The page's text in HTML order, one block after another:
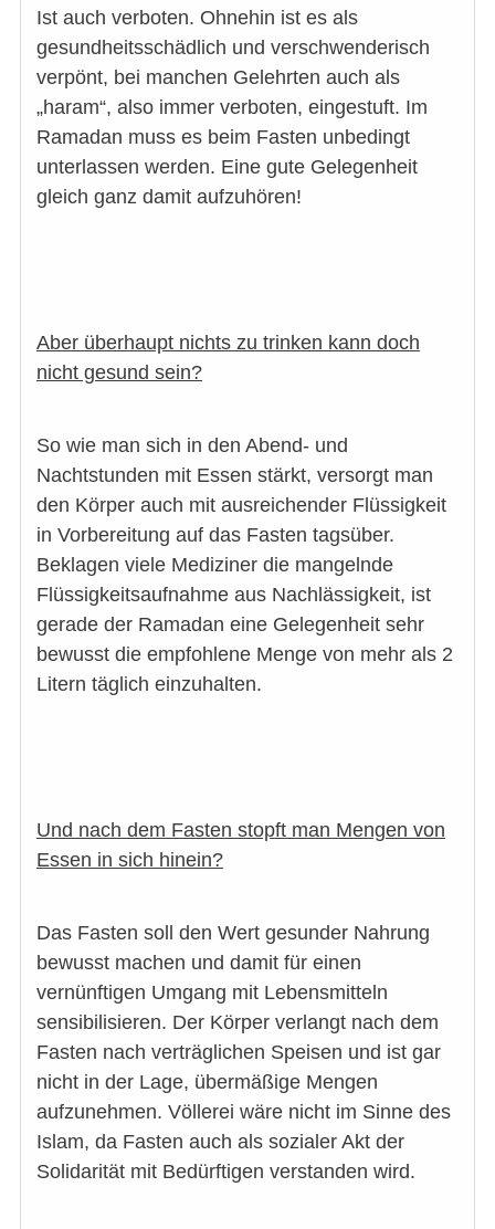
Ist auch verboten. Ohnehin ist es als
gesundheitsschädlich und verschwenderisch
verpönt, bei manchen Gelehrten auch als
„haram“, also immer verboten, eingestuft. Im
Ramadan muss es beim Fasten unbedingt
unterlassen werden. Eine gute Gelegenheit
gleich ganz damit aufzuhören!
Aber überhaupt nichts zu trinken kann doch
nicht gesund sein?
So wie man sich in den Abend- und
Nachtstunden mit Essen stärkt, versorgt man
den Körper auch mit ausreichender Flüssigkeit
in Vorbereitung auf das Fasten tagsüber.
Beklagen viele Mediziner die mangelnde
Flüssigkeitsaufnahme aus Nachlässigkeit, ist
gerade der Ramadan eine Gelegenheit sehr
bewusst die empfohlene Menge von mehr als 2
Litern täglich einzuhalten.
Und nach dem Fasten stopft man Mengen von
Essen in sich hinein?
Das Fasten soll den Wert gesunder Nahrung
bewusst machen und damit für einen
vernünftigen Umgang mit Lebensmitteln
sensibilisieren. Der Körper verlangt nach dem
Fasten nach verträglichen Speisen und ist gar
nicht in der Lage, übermäßige Mengen
aufzunehmen. Völlerei wäre nicht im Sinne des
Islam, da Fasten auch als sozialer Akt der
Solidarität mit Bedürftigen verstanden wird.